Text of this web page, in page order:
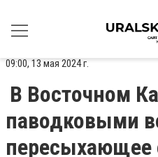
09:00, 13 мая 2024 г.
В Восточном
паводковыми
пересыхающее